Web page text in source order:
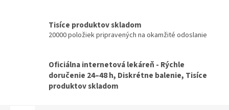
Tisíce produktov skladom
20000 položiek pripravených na okamžité odoslanie
Oficiálna internetová lekáreň - Rýchle
doručenie 24–48 h, Diskrétne balenie, Tisíce
produktov skladom